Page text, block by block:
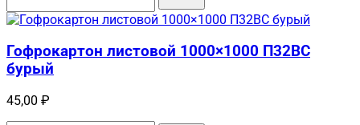
Гофрокартон листовой 1000×1000 П32BC
бурый
45,00 ₽